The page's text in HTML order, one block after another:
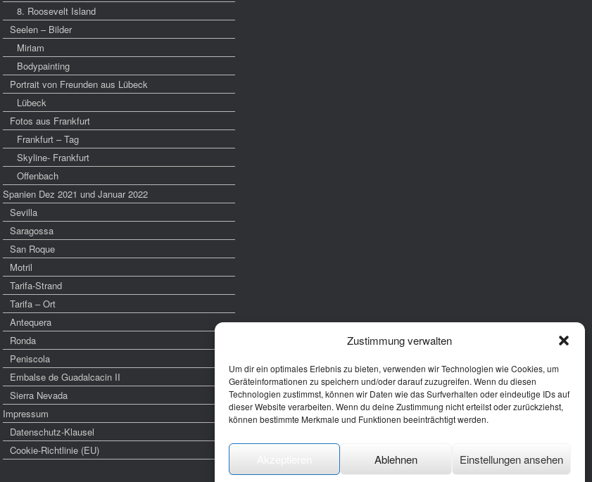
Zustimmung verwalten
Um dir ein optimales Erlebnis zu bieten, verwenden wir Technologien wie Cookies, um
Geräteinformationen zu speichern und/oder darauf zuzugreifen. Wenn du diesen
Technologien zustimmst, können wir Daten wie das Surfverhalten oder eindeutige IDs auf
dieser Website verarbeiten. Wenn du deine Zustimmung nicht erteilst oder zurückziehst,
können bestimmte Merkmale und Funktionen beeinträchtigt werden.
Ablehnen Einstellungen ansehen
8. Roosevelt Island
Seelen – Bilder
Miriam
Bodypainting
Portrait von Freunden aus Lübeck
Lübeck
Fotos aus Frankfurt
Frankfurt – Tag
Skyline- Frankfurt
Offenbach
Spanien Dez 2021 und Januar 2022
Sevilla
Saragossa
San Roque
Motril
Tarifa-Strand
Tarifa – Ort
Antequera
Ronda
Peniscola
Embalse de Guadalcacin II
Sierra Nevada
Impressum
Datenschutz-Klausel
Cookie-Richtlinie (EU)